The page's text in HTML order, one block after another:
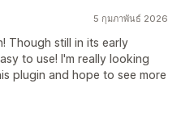
5 กุมภาพันธ์ 2026
Though still in its early
to use! I'm really looking
plugin and hope to see more